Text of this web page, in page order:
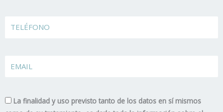
TELÉFONO
La finalidad y uso previsto tanto de los datos en sí mismos